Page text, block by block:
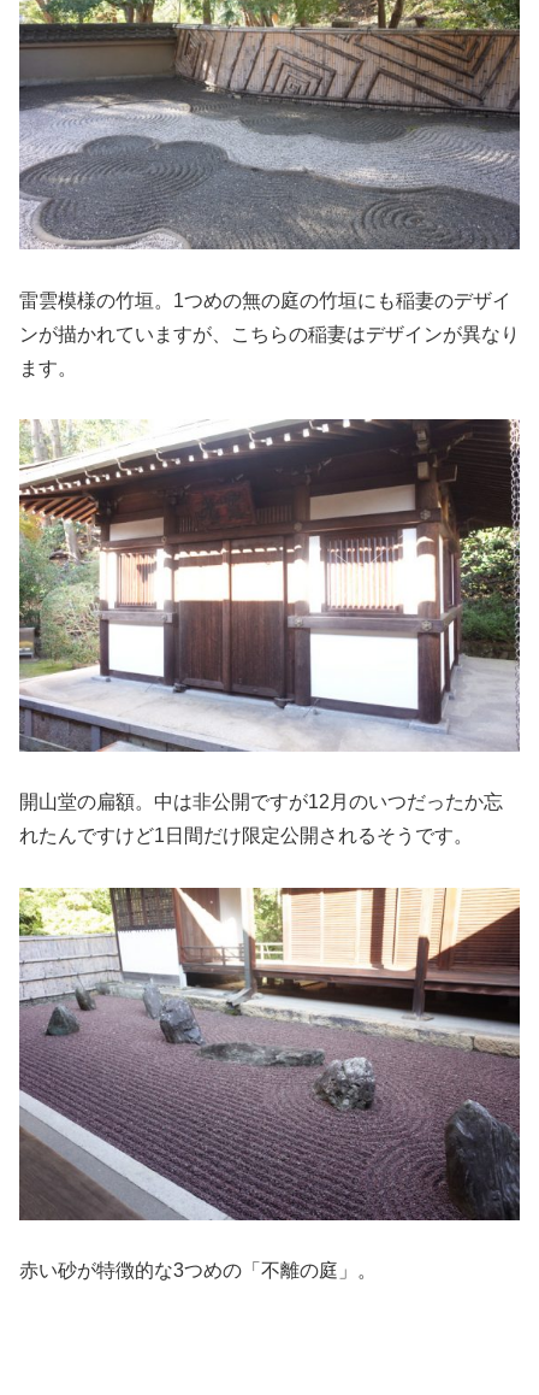
雷雲模様の竹垣。1つめの無の庭の竹垣にも稲妻のデザイ
ンが描かれていますが、こちらの稲妻はデザインが異なり
ます。
開山堂の扁額。中は非公開ですが12月のいつだったか忘
れたんですけど1日間だけ限定公開されるそうです。
赤い砂が特徴的な3つめの「不離の庭」。